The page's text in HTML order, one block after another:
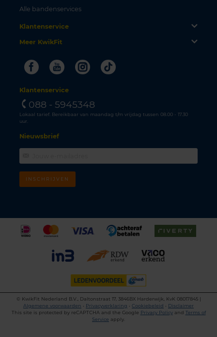
Alle bandenservices
Klantenservice
Meer KwikFit
FacebookYoutubeInstagram
Tiktok
Klantenservice
088 - 5945348
Lokaal tarief. Bereikbaar van maandag t/m vrijdag tussen 08.00 - 17.30
uur.
Nieuwsbrief
INSCHRIJVEN
©
KwikFit Nederland B.V., Daltonstraat 17, 3846BX Harderwijk, KvK 08017845 |
Algemene voorwaarden • Privacyverklaring • Cookiebeleid • Disclaimer
This site is protected by reCAPTCHA and the Google Privacy Policyand Terms of
Service apply.